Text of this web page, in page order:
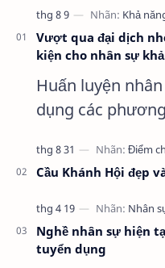
Vượt qua đại dịch
kiện cho nhân sự
Huấn luyện
dụng các
viên và định
Cầu Khánh Hội đẹp
Nghề nhân sự hiện
tuyển dụng